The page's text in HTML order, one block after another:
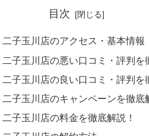
目次
二子玉川店のアクセス・基本情報
二子玉川店の悪い口コミ・評判を
二子玉川店の良い口コミ・評判を
子玉川店のキャンペーンを徹底
子玉川店の料金を徹底解説！